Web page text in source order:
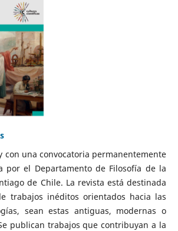
con una convocatoria permanentemente
por el Departamento de Filosofía de la
de Chile. La revista está destinada
trabajos inéditos orientados hacia las
sean estas antiguas, modernas o
publican trabajos que contribuyan a la